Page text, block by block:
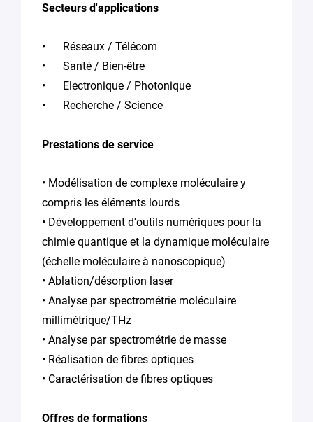
Secteurs d'applications
Réseaux / Télécom
Santé / Bien-être
Electronique / Photonique
Recherche / Science
Prestations de service
• Modélisation de complexe moléculaire y
compris les éléments lourds
• Développement d'outils numériques pour la
chimie quantique et la dynamique moléculaire
(échelle moléculaire à nanoscopique)
• Ablation/désorption laser
• Analyse par spectrométrie moléculaire
millimétrique/THz
• Analyse par spectrométrie de masse
• Réalisation de fibres optiques
• Caractérisation de fibres optiques
Offres de formations